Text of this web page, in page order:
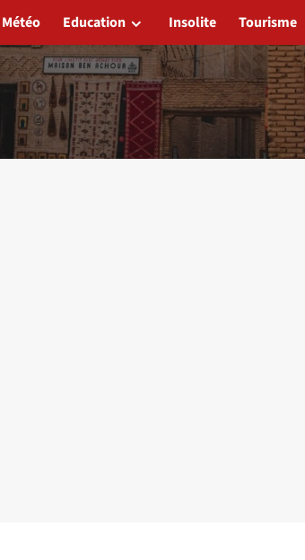
Météo Education Insolite Tourisme